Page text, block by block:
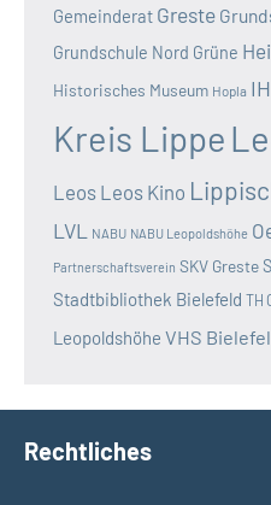
Gemeinderat Greste
Grundschule Nord Grüne
Historisches Museum Hopla
Kreis Lippe
Leos Leos Kino
LVL NABU NABU Leopoldshöhe
Partnerschaftsverein SKV Greste
Stadtbibliothek Bielefeld TH
Leopoldshöhe VHS
Rechtliches